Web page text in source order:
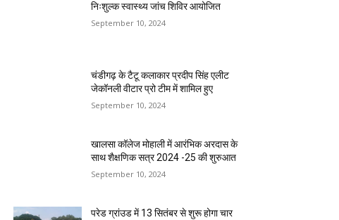
निःशुल्क स्वास्थ्य जांच शिविर आयोजित
September 10, 2024
चंडीगढ़ के टैटू कलाकार प्रदीप सिंह एलीट
जेकॉनली वीटार प्रो टीम में शामिल हुए
September 10, 2024
खालसा कॉलेज मोहाली में आरंभिक अरदास के
साथ शैक्षणिक सत्र 2024 -25 की शुरुआत
September 10, 2024
परेड ग्रांउड में 13 सितंबर से शुरू होगा चार